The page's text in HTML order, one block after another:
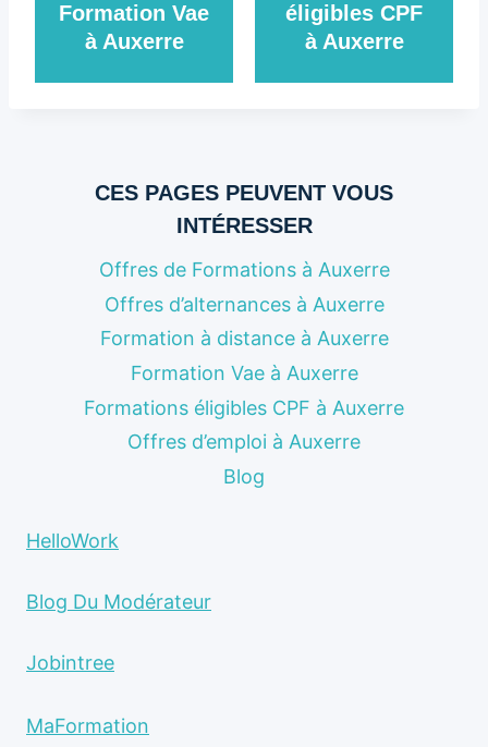
Formation Vae
à Auxerre
éligibles CPF
à Auxerre
CES PAGES PEUVENT VOUS
INTÉRESSER
Offres de Formations à Auxerre
Offres d’alternances à Auxerre
Formation à distance à Auxerre
Formation Vae à Auxerre
Formations éligibles CPF à Auxerre
Offres d’emploi à Auxerre
Blog
HelloWork
Blog Du Modérateur
Jobintree
MaFormation